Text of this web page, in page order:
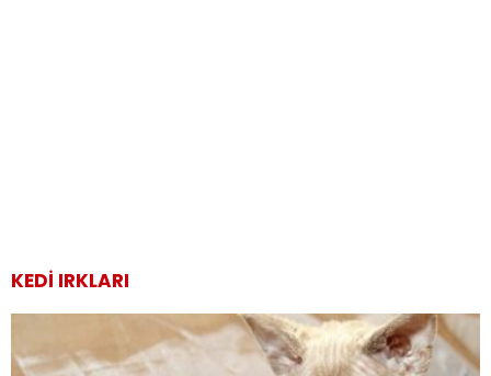
KEDI IRKLARI